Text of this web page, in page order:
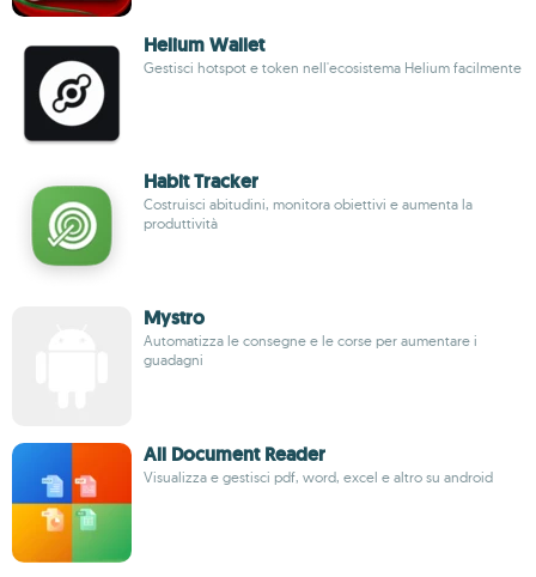
Helium Wallet
Gestisci hotspot e token nell'ecosistema Helium facilmente
Habit Tracker
Costruisci abitudini, monitora obiettivi e aumenta la
produttività
Mystro
Automatizza le consegne e le corse per aumentare i
guadagni
All Document Reader
Visualizza e gestisci pdf, word, excel e altro su android